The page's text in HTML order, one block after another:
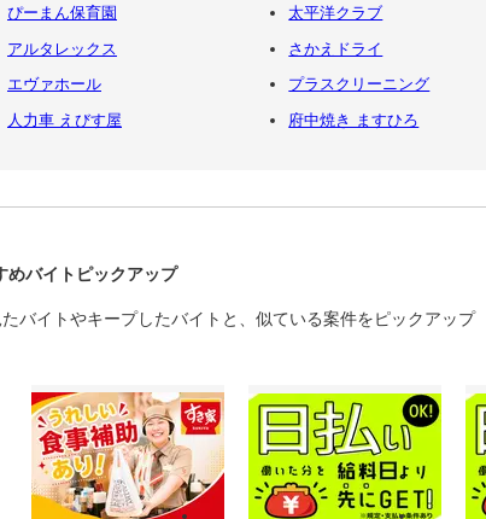
ぴーまん保育園
太平洋クラブ
アルタレックス
さかえドライ
エヴァホール
プラスクリーニング
人力車 えびす屋
府中焼き ますひろ
めバイトピックアップ
バイトやキープしたバイトと、似ている案件をピックアップ